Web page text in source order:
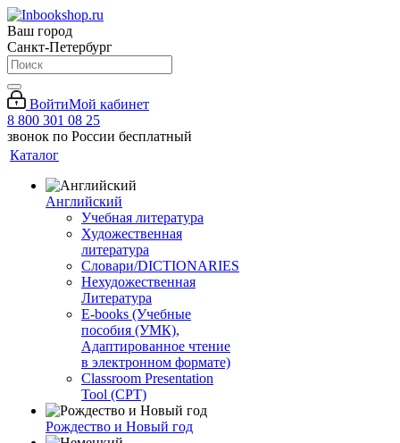
Ваш город
Санкт-Петербург
ВойтиМой кабинет
8 800 301 08 25
звонок по России бесплатный
Каталог
Английский
Учебная литература
Художественная
литература
Словари/DICTIONARIES
Нехудожественная
Литература
E-books (Учебные
пособия (УМК),
Адаптированное чтение
в электронном формате)
Classroom Presentation
Tool (CPT)
Рождество и Новый год